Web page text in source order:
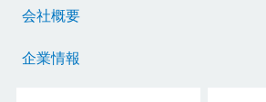
会社概要
企業情報